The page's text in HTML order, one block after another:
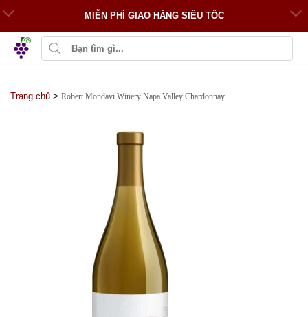
MIỄN PHÍ GIAO HÀNG SIÊU TỐC
Trang chủ > Robert Mondavi Winery Napa Valley Chardonnay